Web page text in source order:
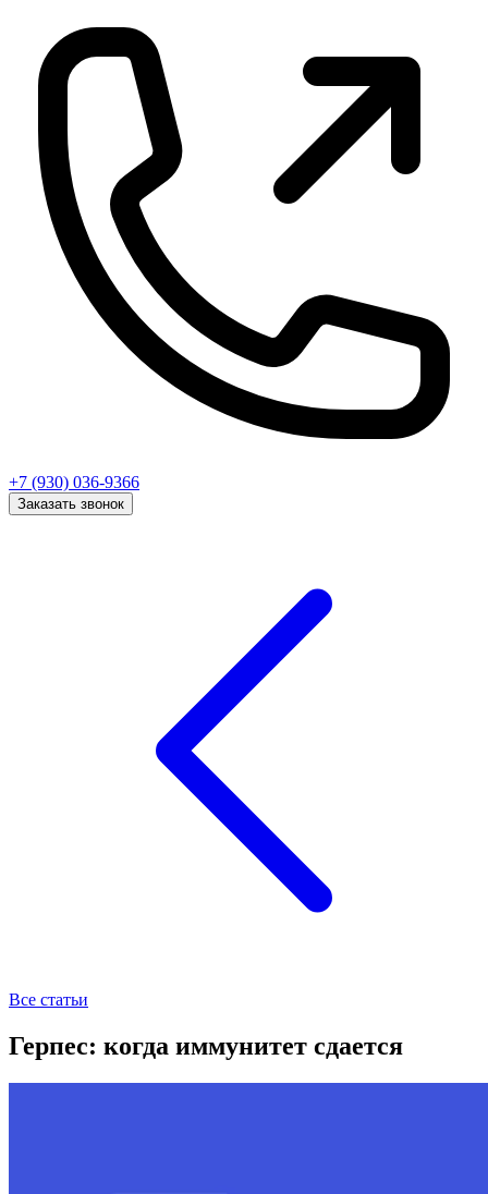
+7 (930) 036-9366
Заказать звонок
Все статьи
Герпес: когда иммунитет сдается